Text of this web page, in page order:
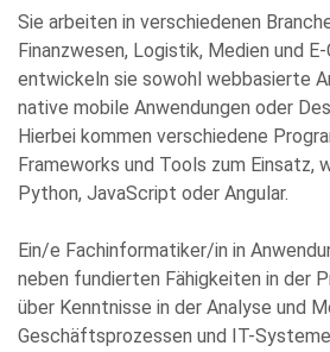
Sie arbeiten in verschiedenen
Finanzwesen, Logistik, Medien und
entwickeln sie sowohl webbasierte
native mobile Anwendungen oder
Hierbei kommen verschiedene
Frameworks und Tools zum Einsatz,
Python, JavaScript oder Angular.
Ein/e Fachinformatiker/in in
neben fundierten Fähigkeiten in der
über Kenntnisse in der Analyse und
Geschäftsprozessen und IT-
Die Datenschutzerklärung habe ich zur
und stimme der elektronischen
meiner Angaben sowie Daten für den
meiner Anfrage zu. Bitte beachten Sie:
können Sie per E-Mail an
Zukunft widerrufen.
Diese Website ist durch reCAPTCHA